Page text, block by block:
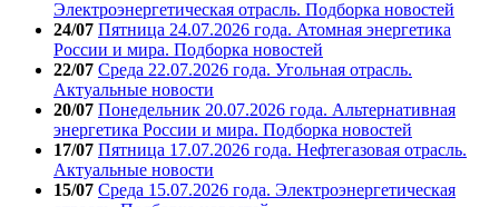
Электроэнергетическая отрасль. Подборка новостей
24/07 Пятница 24.07.2026 года. Атомная энергетика
России и мира. Подборка новостей
22/07 Среда 22.07.2026 года. Угольная отрасль.
Актуальные новости
20/07 Понедельник 20.07.2026 года. Альтернативная
энергетика России и мира. Подборка новостей
17/07 Пятница 17.07.2026 года. Нефтегазовая отрасль.
Актуальные новости
15/07 Среда 15.07.2026 года. Электроэнергетическая